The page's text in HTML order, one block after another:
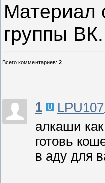
Материал
группы ВК.
Всего комментариев: 2
1 LPU107
алкаши
готовь
в аду для